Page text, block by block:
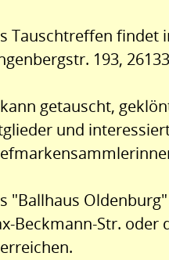
Tauschtreffen findet
193,
kann getauscht,
und
"Ballhaus
Beckmann-Str. oder